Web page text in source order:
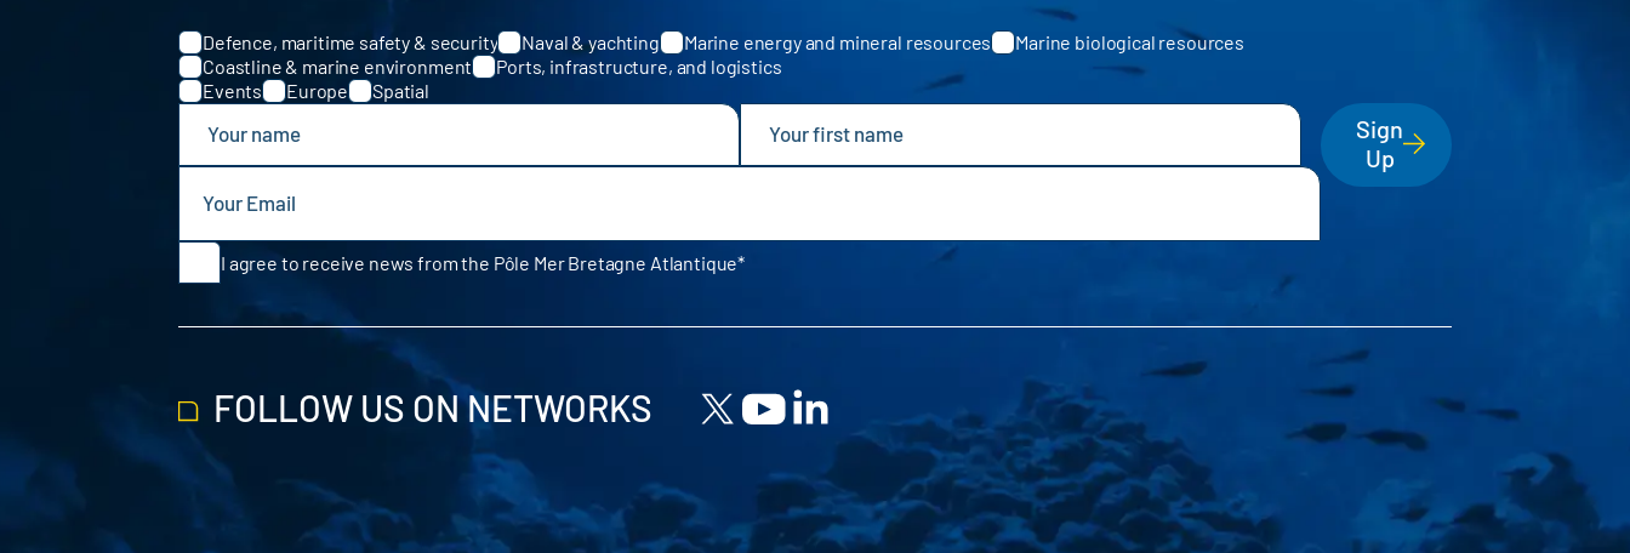
Categories
Defence, maritime safety & security Naval & yachting Marine energy and mineral resources
Marine biological resources
Coastline & marine environment
Ports, infrastructure, and logistics
Events
Europe Spatial
Sign
Up
I agree to receive news from the Pôle Mer Bretagne Atlantique
FOLLOW US ON NETWORKS